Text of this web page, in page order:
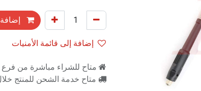
إضافة إلى قائمة الأمنيات
متاح للشراء مباشرة من فرع
متاح خدمة الشحن للمنتج خلال 2-3 ايام